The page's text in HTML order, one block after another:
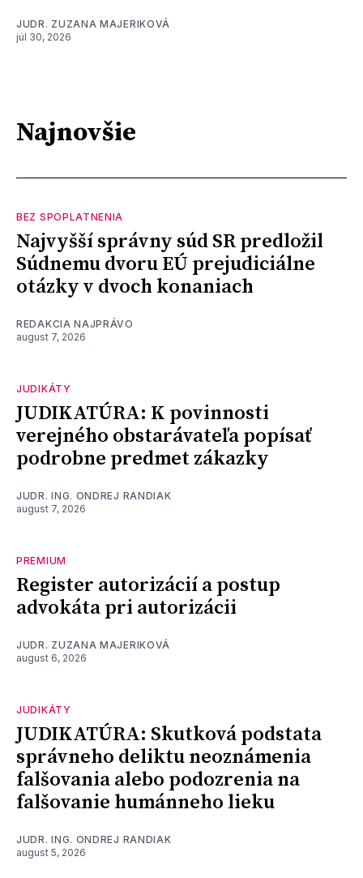
JUDR. ZUZANA MAJERIKOVÁ
júl 30, 2026
Najnovšie
BEZ SPOPLATNENIA
Najvyšší správny súd SR predložil
Súdnemu dvoru EÚ prejudiciálne
otázky v dvoch konaniach
REDAKCIA NAJPRÁVO
august 7, 2026
JUDIKÁTY
JUDIKATÚRA: K povinnosti
verejného obstarávateľa popísať
podrobne predmet zákazky
JUDR. ING. ONDREJ RANDIAK
august 7, 2026
PREMIUM
Register autorizácií a postup
advokáta pri autorizácii
JUDR. ZUZANA MAJERIKOVÁ
august 6, 2026
JUDIKÁTY
JUDIKATÚRA: Skutková podstata
správneho deliktu neoznámenia
falšovania alebo podozrenia na
falšovanie humánneho lieku
JUDR. ING. ONDREJ RANDIAK
august 5, 2026